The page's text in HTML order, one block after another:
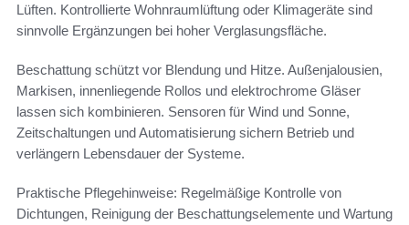
Lüften. Kontrollierte Wohnraumlüftung oder Klimageräte sind
sinnvolle Ergänzungen bei hoher Verglasungsfläche.
Beschattung schützt vor Blendung und Hitze. Außenjalousien,
Markisen, innenliegende Rollos und elektrochrome Gläser
lassen sich kombinieren. Sensoren für Wind und Sonne,
Zeitschaltungen und Automatisierung sichern Betrieb und
verlängern Lebensdauer der Systeme.
Praktische Pflegehinweise: Regelmäßige Kontrolle von
Dichtungen, Reinigung der Beschattungselemente und Wartung